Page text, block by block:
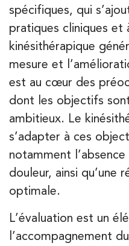
spécifiques, qui
pratiques cliniques et
kinésithérapique
mesure et
est au cœur des
dont les objectifs
ambitieux. Le
s’adapter à ces
notamment
douleur, ainsi qu’une
optimale.
L’évaluation est un
l’accompagnement
20 Rue de la
01 55 06 05 07
PRENEZ RDV SUR
PRENEZ RDV SUR
IK Vanves – 92
5 Rue Monge
5 Rue Monge
Kinésithérapie